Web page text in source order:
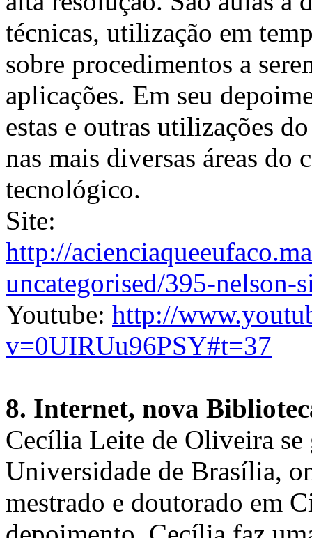
técnicas, utilização em
sobre procedimentos a
aplicações. Em seu
estas e outras utilizações
nas mais diversas áreas
tecnológico.
Site:
http://
uncategorised/395-nelson-
Youtube: http://
v=0UIRUu96PSY#t=37
8. Internet, nova
Cecília Leite de Oliveira se
Universidade de Brasília,
mestrado e doutorado em